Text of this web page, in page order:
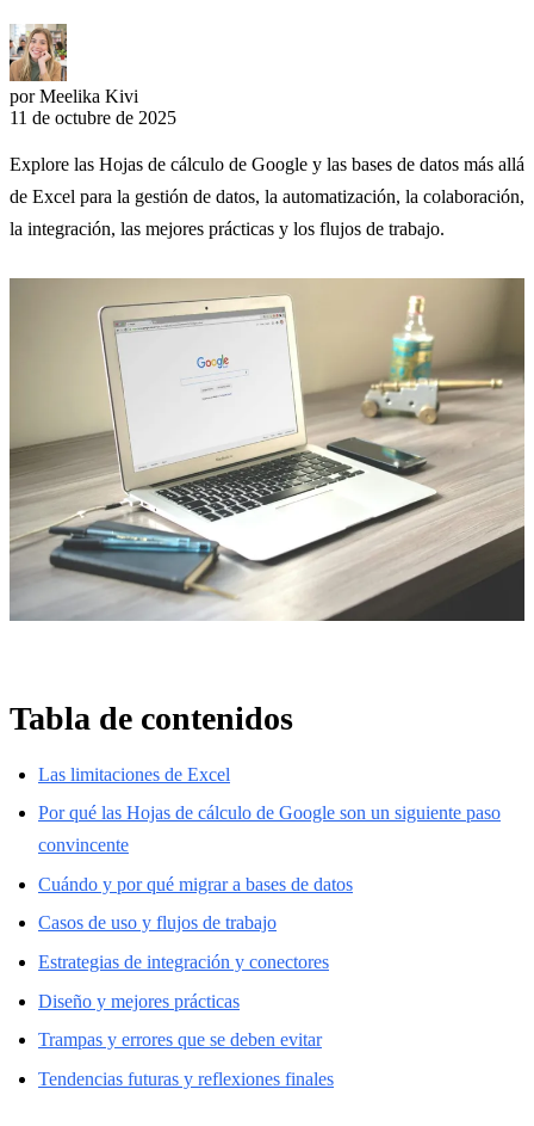
por Meelika Kivi
11 de octubre de 2025
Explore las Hojas de cálculo de Google y las bases de datos más allá
de Excel para la gestión de datos, la automatización, la colaboración,
la integración, las mejores prácticas y los flujos de trabajo.
Tabla de contenidos
Las limitaciones de Excel
Por qué las Hojas de cálculo de Google son un siguiente paso
convincente
Cuándo y por qué migrar a bases de datos
Casos de uso y flujos de trabajo
Estrategias de integración y conectores
Diseño y mejores prácticas
Trampas y errores que se deben evitar
Tendencias futuras y reflexiones finales